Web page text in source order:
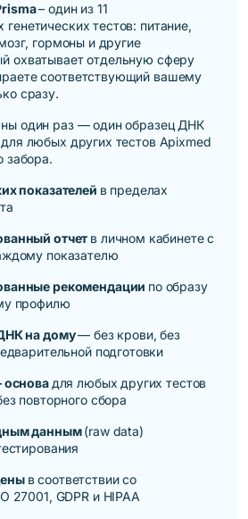
– один из 11
тестов: питание,
гормоны и другие
охватывает отдельную сферу
соответствующий вашему
сразу.
один раз — один образец ДНК
любых других тестов Apixmed
забора.
показателей в пределах
отчет в личном кабинете с
показателю
рекомендации по образу
профилю
на дому— без крови, без
подготовки
основадля любых других тестов
повторного сбора
данным(raw data)
в соответствии со
27001, GDPR и HIPAA